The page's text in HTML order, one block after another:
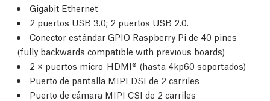
Gigabit Ethernet
2 puertos USB 3.0; 2 puertos USB 2.0.
Conector estándar GPIO Raspberry Pi de 40 pines
(fully backwards compatible with previous boards)
2 × puertos micro-HDMI® (hasta 4kp60 soportados)
Puerto de pantalla MIPI DSI de 2 carriles
Puerto de cámara MIPI CSI de 2 carriles